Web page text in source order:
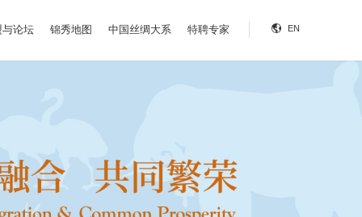
与论坛 锦秀地图 中国丝绸大系 特聘专家 EN